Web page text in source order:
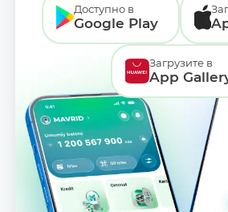
Доступно в
Google Play
Загрузите в
App